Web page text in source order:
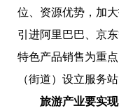
位、资源优势，加
引进阿里巴巴、京
特色产品销售为重
（街道）设立服务
旅游产业要实